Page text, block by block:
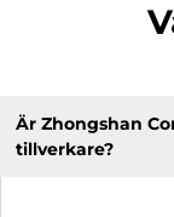
Är Zhongshan
tillverkare?